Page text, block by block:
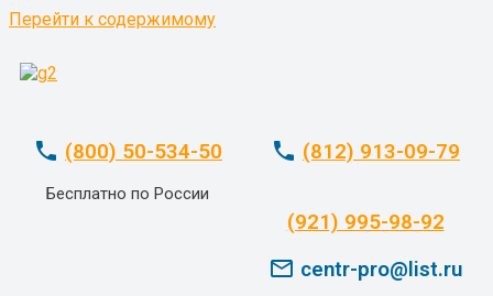
Перейти к содержимому
phone (800) 50-534-50
Бесплатно по России
phone (812) 913-09-79
(921) 995-98-92
mail_outline centr-pro@list.ru